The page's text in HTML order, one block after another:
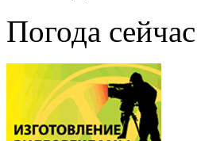
Погода сейчас